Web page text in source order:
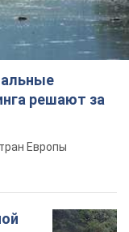
решают за
Европы